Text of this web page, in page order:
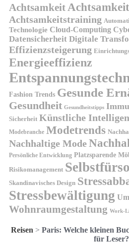
Achtsamkeit
Achtsamkeitstraining
Technologie Cloud-Computing
Datensicherheit Digitale
Effizienzsteigerung
Energieeffizienz
Fashion Trends Gesunde
Gesundheit Gesundheitstipps
Sicherheit Künstliche
Modebranche Modetrends
Nachhaltige Mode
Persönliche Entwicklung Platzsparende
Risikomanagement
Skandinavisches Design
Stressbewältigung
Wohnraumgestaltung Work-
Reisen > Paris: Welche kleinen
für Leser?